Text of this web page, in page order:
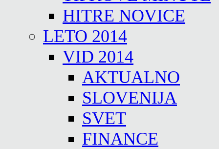
HITRE NOVICE
LETO 2014
VID 2014
AKTUALNO
SLOVENIJA
SVET
FINANCE